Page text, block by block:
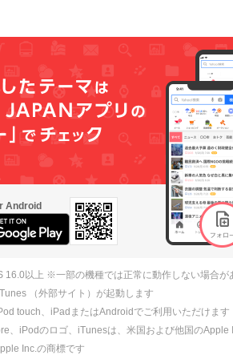
Android
16.0以上 ※一部の機種では正常に動作しない場合が
（外部サイト）が起動します
touch、iPadまたはAndroidでご利用いただけます
、iPodのロゴ、iTunesは、米国および他国のApple
Inc.の商標です